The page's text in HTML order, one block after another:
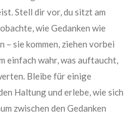
Stell dir vor, du sitzt am
wie Gedanken wie
sie kommen, ziehen vorbei
einfach wahr, was auftaucht,
Bleibe für einige
Haltung und erlebe, wie sich
zwischen den Gedanken